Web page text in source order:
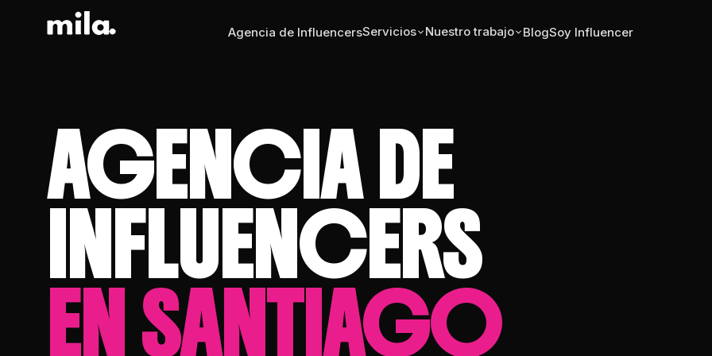
Agencia de InfluencersServicios Nuestro trabajo BlogSoy Influencer
AGENCIA DE
INFLUENCERS
EN SANTIAGO